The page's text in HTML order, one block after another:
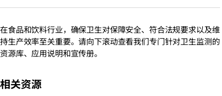
在食品和饮料行业， 确保卫生对保障安全、符合法规要求以及维
持生产效率至关重要。请向下滚动查看我们专门针对卫生监测的
资源库、应用说明和宣传册。
相关资源